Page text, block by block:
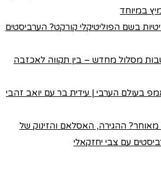
במיוחד
בשם הפוליטיקלי קורקט? הערביסטים
מסלול מחדש – בין תקווה לאכזבה
בעולם הערבי | עידית בר עם יואב זהבי
ההגירה, האסלאם והזינוק של
עם צבי יחזקאלי